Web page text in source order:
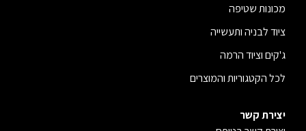
מכונות שטיפה
ציוד לבניה ותעשייה
ג'קים וציוד הרמה
לכל הקטגוריות והמוצרים
יצירת קשר